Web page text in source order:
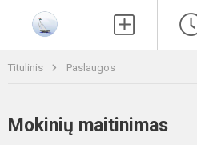
Titulinis Paslaugos
Mokinių maitinimas